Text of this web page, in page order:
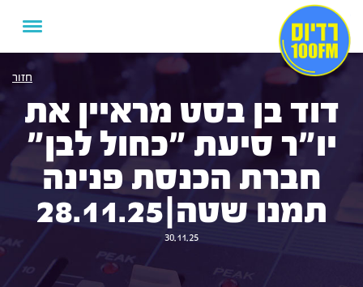
חזור
דוד בן בסט מראיין את
יו"ר סיעת "כחול לבן"
חברת הכנסת פנינה
תמנו שטה|28.11.25
30.11.25